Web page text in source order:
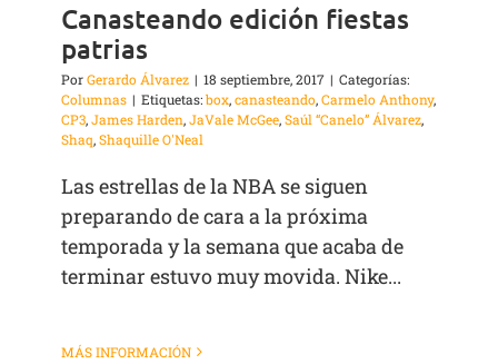
Canasteando edición fiestas
patrias
PorGerardo Álvarez | 18 septiembre, 2017 | Categorías:
Columnas | Etiquetas:box,canasteando,Carmelo Anthony,
CP3,James Harden,JaVale McGee,Saúl “Canelo” Álvarez,
Shaq,Shaquille O'Neal
Las estrellas de la NBA se siguen
preparando de cara a la próxima
temporada y la semana que acaba de
terminar estuvo muy movida. Nike...
MÁS INFORMACIÓN